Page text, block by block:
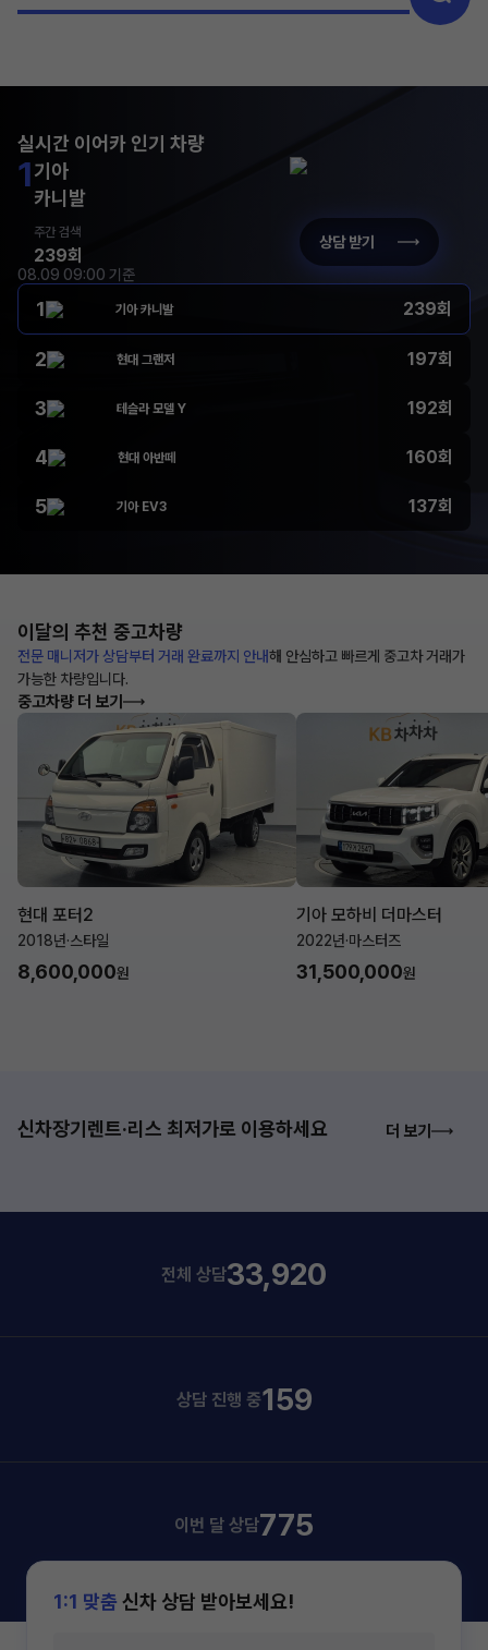
실시간 이어카 인기 차량
1기아
카니발
주간 검색
239회
상담 받기
08.09 09:00 기준
1 기아 카니발 239회
2 현대 그랜저 197회
3 테슬라 모델 Y 192회
4 현대 아반떼 160회
5 기아 EV3 137회
이달의 추천 중고차량
전문 매니저가 상담부터 거래 완료까지 안내해 안심하고 빠르게 중고차 거래가
가능한 차량입니다.
중고차량 더 보기
현대 포터2
2018년·스타일
8,600,000원
기아 모하비 더마스터
2022년·마스터즈
31,500,000원
신차장기렌트·리스 최저가로 이용하세요 더 보기
전체 상담33,920
상담 진행 중159
이번 달 상담775
1:1 맞춤 신차 상담 받아보세요!